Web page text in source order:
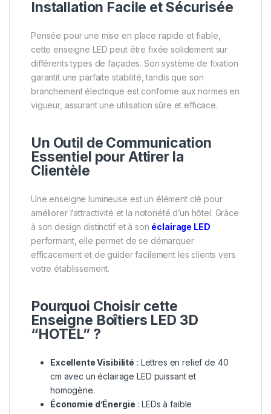
Installation Facile et Sécurisée
Pensée pour une mise en place rapide et fiable,
cette enseigne LED peut être fixée solidement sur
différents types de façades. Son système de fixation
garantit une parfaite stabilité, tandis que son
branchement électrique est conforme aux normes en
vigueur, assurant une utilisation sûre et efficace.
Un Outil de Communication
Essentiel pour Attirer la
Clientèle
Une enseigne lumineuse est un élément clé pour
améliorer l’attractivité et la notoriété d’un hôtel. Grâce
à son design distinctif et à son éclairage LED
performant, elle permet de se démarquer
efficacement et de guider facilement les clients vers
votre établissement.
Pourquoi Choisir cette
Enseigne Boîtiers LED 3D
“HOTEL” ?
Excellente Visibilité : Lettres en relief de 40
cm avec un éclairage LED puissant et
homogène.
Économie d’Énergie : LEDs à faible